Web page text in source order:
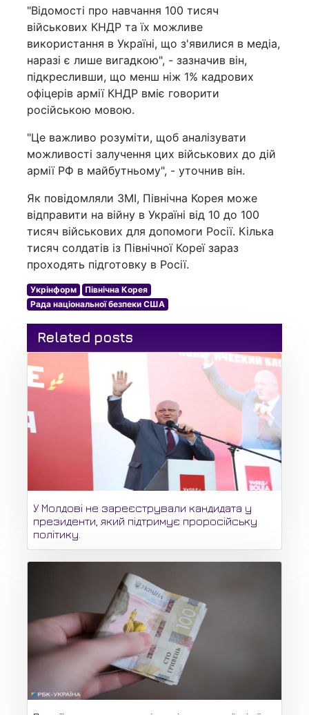
"Відомості про навчання 100 тисяч
військових КНДР та їх можливе
використання в Україні, що з'явилися в медіа,
наразі є лише вигадкою", - зазначив він,
підкресливши, що менш ніж 1% кадрових
офіцерів армії КНДР вміє говорити
російською мовою.
"Це важливо розуміти, щоб аналізувати
можливості залучення цих військових до дій
армії РФ в майбутньому", - уточнив він.
Як повідомляли ЗМІ, Північна Корея може
відправити на війну в Україні від 10 до 100
тисяч військових для допомоги Росії. Кілька
тисяч солдатів із Північної Кореї зараз
проходять підготовку в Росії.
Укрінформ
Північна Корея
Рада національної безпеки США
Related posts
У Молдові не зареєстрували кандидата у
президенти, який підтримує проросійську
політику.